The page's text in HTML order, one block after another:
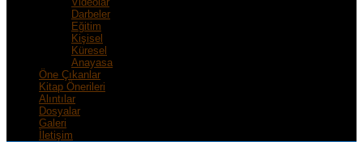
Darbeler
Eğitim
Kişisel
Küresel
Anayasa
Öne Çıkanlar
Kitap Önerileri
Alıntılar
Dosyalar
Galeri
İletişim